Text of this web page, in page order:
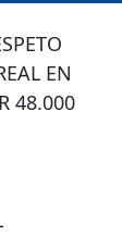
EN
48.000